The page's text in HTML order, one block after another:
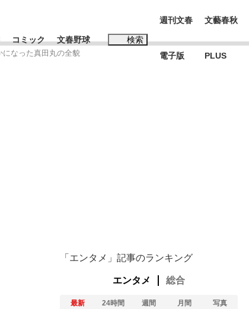
コミック 文春野球 検索
週刊文春
電子版
文藝春秋
PLUS
になった真田丸の全貌
「エンタメ」記事のランキング
エンタメ 総合
最新 24時間 週間 月間 写真